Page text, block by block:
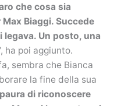
che cosa sia
Biaggi. Succede
Un posto, una
ha poi aggiunto.
sembra che Bianca
la fine della sua
di riconoscere